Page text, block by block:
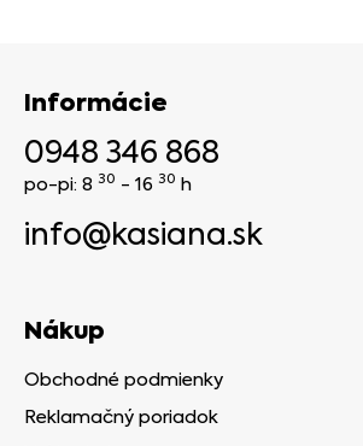
Informácie
0948 346 868
po-pi: 8 30 - 16 30 h
info@kasiana.sk
Nákup
Obchodné podmienky
Reklamačný poriadok